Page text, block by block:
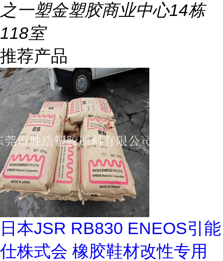
之一塑金塑胶商业中心14栋
118室
推荐产品
日本JSR RB830 ENEOS引能
仕株式会 橡胶鞋材改性专用